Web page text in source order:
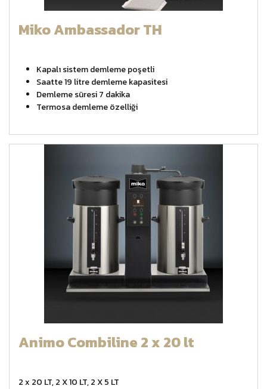
Miko Ambassador TH
Kapalı sistem demleme poşetli
Saatte 19 litre demleme kapasitesi
Demleme süresi 7 dakika
Termosa demleme özelliği
Animo Combiline 2 x 20 lt
2 x 20 LT, 2 X 10 LT, 2 X 5 LT